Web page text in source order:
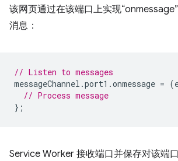
该网页通过在该端口上实现
消息：
// Listen to messages
messageChannel .port1 .onmessage = (
// Process message
};
Service Worker 接收端口并保存对该端